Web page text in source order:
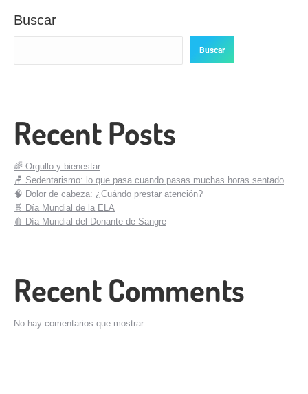
Buscar
Buscar
Recent Posts
🌈 Orgullo y bienestar
🪑 Sedentarismo: lo que pasa cuando pasas muchas horas sentado
🧠 Dolor de cabeza: ¿Cuándo prestar atención?
🧬 Día Mundial de la ELA
🩸 Día Mundial del Donante de Sangre
Recent Comments
No hay comentarios que mostrar.